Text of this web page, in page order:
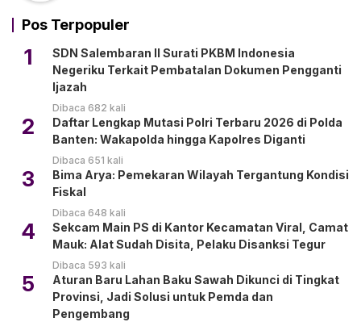
Pos Terpopuler
1
SDN Salembaran II Surati PKBM Indonesia
Negeriku Terkait Pembatalan Dokumen Pengganti
Ijazah
Dibaca 682 kali
2
Daftar Lengkap Mutasi Polri Terbaru 2026 di Polda
Banten: Wakapolda hingga Kapolres Diganti
Dibaca 651 kali
3
Bima Arya: Pemekaran Wilayah Tergantung Kondisi
Fiskal
Dibaca 648 kali
4
Sekcam Main PS di Kantor Kecamatan Viral, Camat
Mauk: Alat Sudah Disita, Pelaku Disanksi Tegur
Dibaca 593 kali
5
Aturan Baru Lahan Baku Sawah Dikunci di Tingkat
Provinsi, Jadi Solusi untuk Pemda dan
Pengembang